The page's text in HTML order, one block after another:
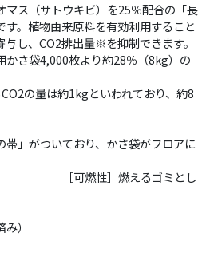
マス（サトウキビ）を25％配合の「長
。植物由来原料を有効利用すること
し、CO2排出量※を抑制できます。
さ袋4,000枚より約28％（8kg）の
の量は約1kgといわれており、約8
」がついており、かさ袋がフロアに
えるゴミとし
）